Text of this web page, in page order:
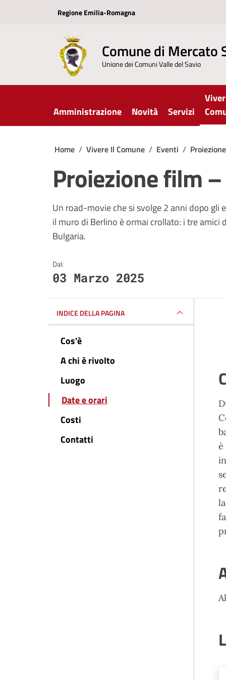
Regione Emilia-Romagna
Comune di Mercato
Unione dei Comuni Valle del Savio
Amministrazione Novità Servizi
Home / Vivere Il Comune / Eventi /
Proiezione film –
Un road-movie che si svolge 2 anni dopo
il muro di Berlino è ormai crollato: i tre amici
Bulgaria.
Dal:
03 Marzo 2025
INDICE DELLA PAGINA
Cos'è
A chi è rivolto
Luogo
Date e orari
Costi
Contatti
è